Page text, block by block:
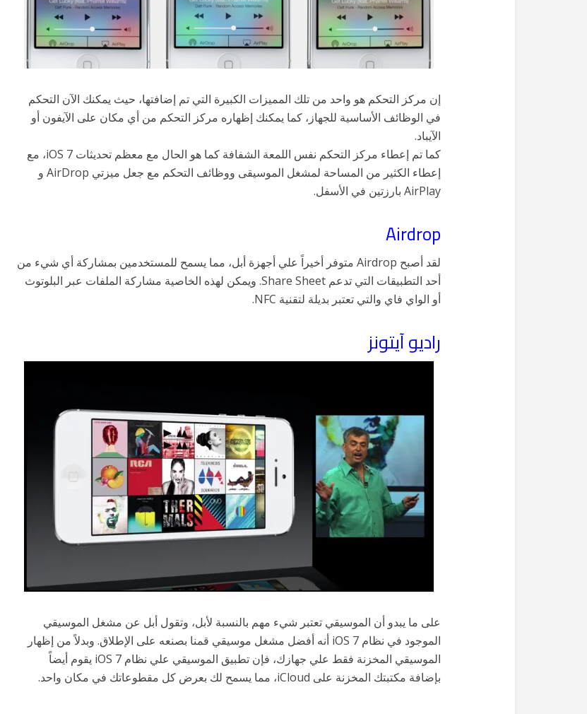
إن مركز التحكم هو واحد من تلك المميزات الكبيرة التي تم إضافتها، حيث يمكنك الآن التحكم
في الوظائف الأساسية للجهاز، كما يمكنك إظهاره مركز التحكم من أي مكان على الآيفون أو
الآيباد.
كما تم إعطاء مركز التحكم نفس اللمعة الشفافة كما هو الحال مع معظم تحديثات iOS 7، مع
إعطاء الكثير من المساحة لمشغل الموسيقى ووظائف التحكم مع جعل ميزتي AirDrop و
AirPlay بارزتين في الأسفل.
Airdrop
لقد أصبح Airdrop متوفر أخيراً علي أجهزة أبل، مما يسمح للمستخدمين بمشاركة أي شيء من
أحد التطبيقات التي تدعم Share Sheet. ويمكن لهذه الخاصية مشاركة الملفات عبر البلوتوث
أو الواي فاي والتي تعتبر بديلة لتقنية NFC.
راديو آيتونز
على ما يبدو أن الموسيقي تعتبر شيء مهم بالنسبة لأبل، وتقول أبل عن مشغل الموسيقي
الموجود في نظام iOS 7 أنه أفضل مشغل موسيقي قمنا بصنعه على الإطلاق. وبدلاً من إظهار
الموسيقي المخزنة فقط علي جهازك، فإن تطبيق الموسيقي علي نظام iOS 7 يقوم أيضاً
بإضافة مكتبتك المخزنة على iCloud، مما يسمح لك بعرض كل مقطوعاتك في مكان واحد.